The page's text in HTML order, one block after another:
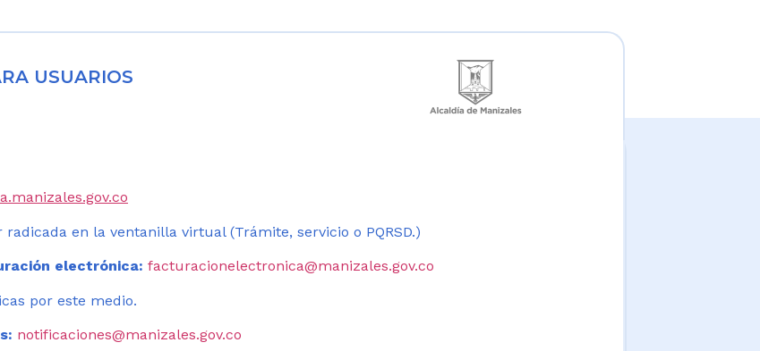
USUARIOS
en la ventanilla virtual (Trámite, servicio o PQRSD.)
electrónica: facturacionelectronica@manizales.gov.co
por este medio.
notificaciones@manizales.gov.co